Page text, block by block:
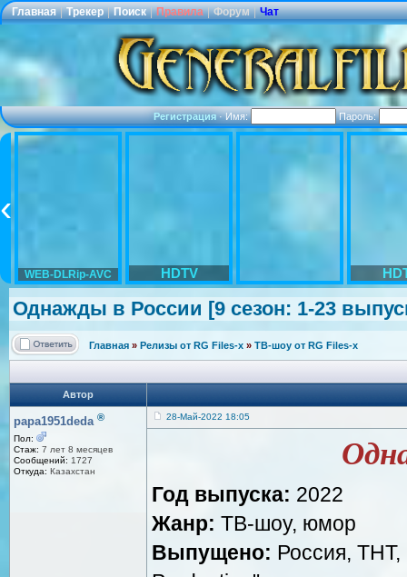
Главная | Трекер | Поиск | Правила | Форум | Чат
Регистрация·Имя: Пароль:
WEB-DLRip-AVC HDTV
Однажды в России [9 сезон: 1-23
Главная » Релизы от RG Files-x » ТВ-шоу от RG Files-x
Автор
papa1951deda ®
Пол:
Стаж: 7 лет 8 месяцев
Сообщений: 1727
Откуда: Казахстан
28-Май-2022 18:05
Год выпуска: 2022
Жанр: ТВ-шоу, юмор
Выпущено: Россия,